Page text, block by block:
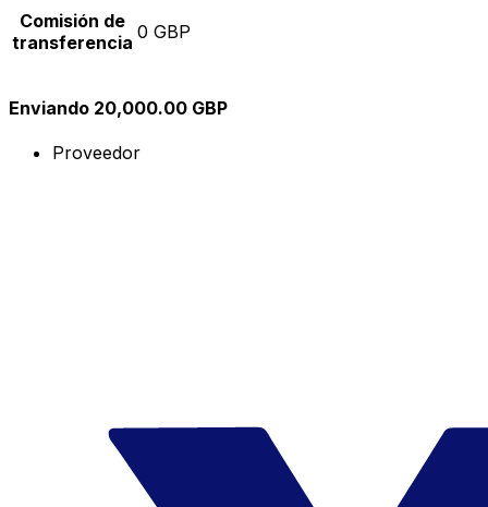
Comisión de
transferencia 0 GBP
Enviando 20,000.00 GBP
Proveedor